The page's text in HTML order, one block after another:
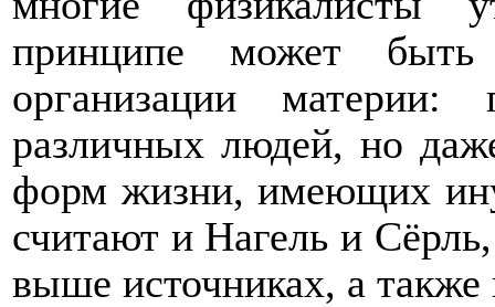
принципе может
организации
различных людей, но
форм жизни, имеющих
считают и Нагель и
выше источниках, а также